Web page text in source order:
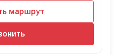
маршрут